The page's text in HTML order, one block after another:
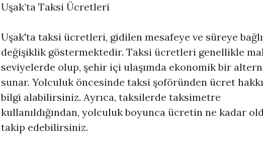
Uşak’ta Taksi Ücretleri
Uşak'ta taksi ücretleri, gidilen mesafeye ve süreye
değişiklik göstermektedir. Taksi ücretleri genellikle
seviyelerde olup, şehir içi ulaşımda ekonomik bir
sunar. Yolculuk öncesinde taksi şoföründen ücret
bilgi alabilirsiniz. Ayrıca, taksilerde taksimetre
kullanıldığından, yolculuk boyunca ücretin ne kadar
takip edebilirsiniz.